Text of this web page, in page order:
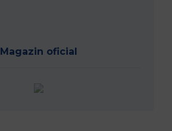
Magazin oficial